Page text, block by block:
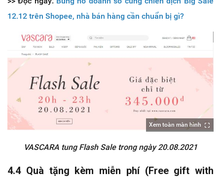
12.12 trên Shopee, nhà bán hàng cần chuẩn bị gì?
Xem toàn màn hình
VASCARA tung Flash Sale trong ngày 20.08.2021
4.4 Quà tặng kèm miễn phí (Free gift with